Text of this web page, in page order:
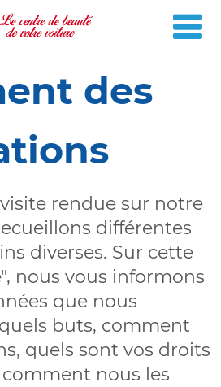
des
rendue sur notre
différentes
diverses. Sur cette
nous vous informons
que nous
buts, comment
quels sont vos droits
nous les